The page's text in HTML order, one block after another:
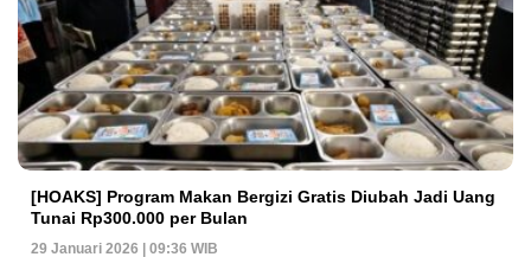
[HOAKS] Program Makan Bergizi Gratis Diubah Jadi Uang
Tunai Rp300.000 per Bulan
29 Januari 2026 | 09:36 WIB